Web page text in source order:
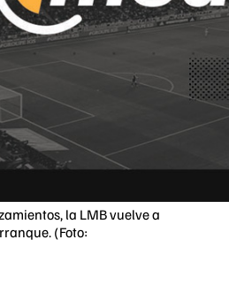
la LMB vuelve a
(Foto: